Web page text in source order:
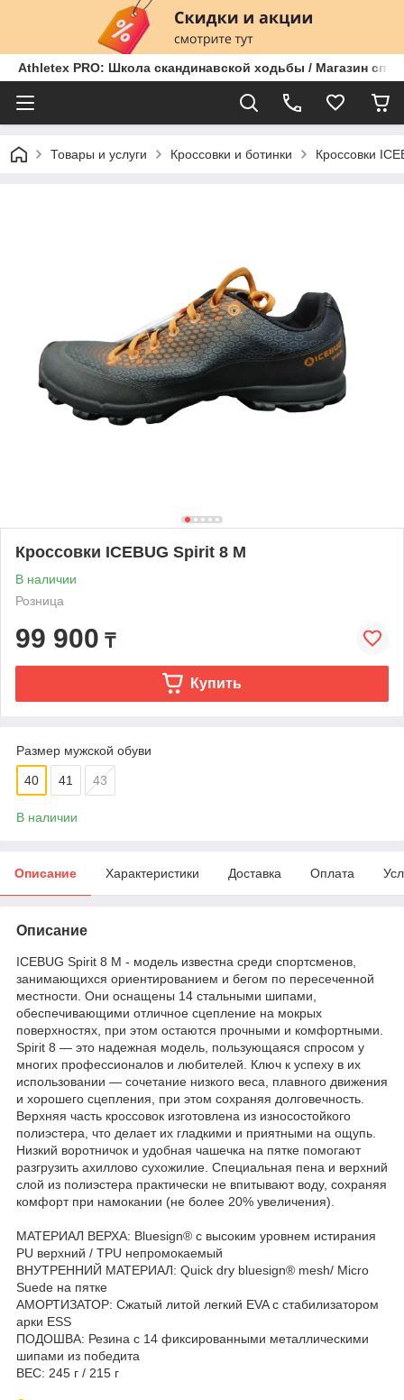
Athletex PRO: Школа скандинавской ходьбы / Магазин
Товары и услуги Кроссовки и ботинки Кроссовки
Кроссовки ICEBUG Spirit 8 M
В наличии
Розница
99 900 ₸
Купить
Размер мужской обуви
40 41 43
В наличии
Описание Характеристики Доставка Оплата
Описание
ICEBUG Spirit 8 M - модель известна среди спортсменов,
занимающихся ориентированием и бегом по пересеченной
местности. Они оснащены 14 стальными шипами,
обеспечивающими отличное сцепление на мокрых
поверхностях, при этом остаются прочными и комфортными.
Spirit 8 — это надежная модель, пользующаяся спросом у
многих профессионалов и любителей. Ключ к успеху в их
использовании — сочетание низкого веса, плавного движения
и хорошего сцепления, при этом сохраняя долговечность.
Верхняя часть кроссовок изготовлена из износостойкого
полиэстера, что делает их гладкими и приятными на ощупь.
Низкий воротничок и удобная чашечка на пятке помогают
разгрузить ахиллово сухожилие. Специальная пена и верхний
слой из полиэстера практически не впитывают воду, сохраняя
комфорт при намокании (не более 20% увеличения).
МАТЕРИАЛ ВЕРХА: Bluesign® с высоким уровнем истирания
PU верхний / TPU непромокаемый
ВНУТРЕННИЙ МАТЕРИАЛ: Quick dry bluesign® mesh/ Micro
Suede на пятке
АМОРТИЗАТОР: Сжатый литой легкий EVA с стабилизатором
арки ESS
ПОДОШВА: Резина с 14 фиксированными металлическими
шипами из победита
ВЕС: 245 г / 215 г